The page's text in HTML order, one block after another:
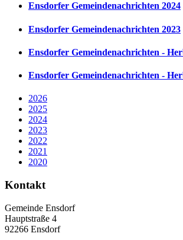
Ensdorfer Gemeindenachrichten 2024
Ensdorfer Gemeindenachrichten 2023
Ensdorfer Gemeindenachrichten -
Ensdorfer Gemeindenachrichten -
2026
2025
2024
2023
2022
2021
2020
Kontakt
Gemeinde Ensdorf
Hauptstraße 4
92266 Ensdorf